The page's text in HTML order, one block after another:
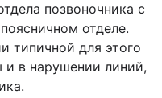
позвоночника с
отделе.
типичной для этого
и в нарушении линий,